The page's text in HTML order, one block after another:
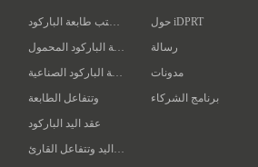
سطح المكتب طابعة الباركود
طابعة الباركود المحمول
طابعة الباركود الصناعية
وتتفاعل الطابعة
عقد اليد الباركود
عقد اليد وتتفاعل القارئ
حول iDPRT
رسالة
مدونات
برنامج الشركاء